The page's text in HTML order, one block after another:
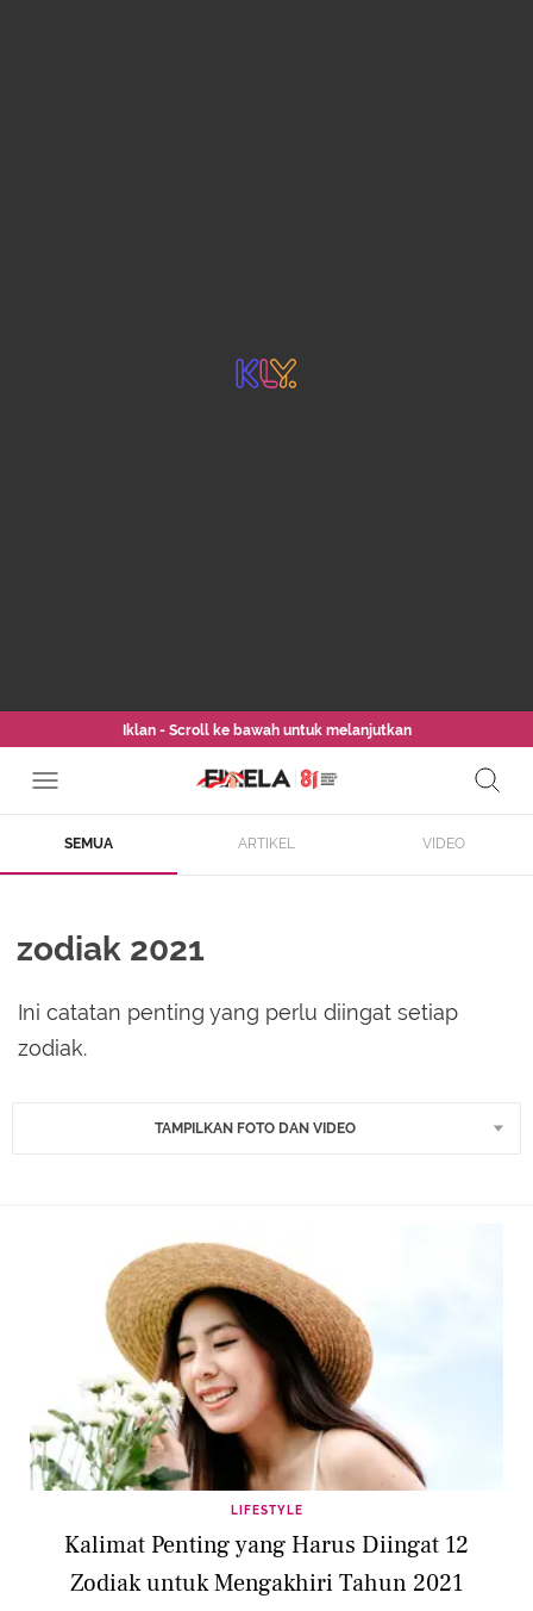
Iklan - Scroll ke bawah untuk melanjutkan
SEMUA ARTIKEL VIDEO
zodiak 2021
Ini catatan penting yang perlu diingat setiap
zodiak.
TAMPILKAN FOTO DAN VIDEO
LIFESTYLE
Kalimat Penting yang Harus Diingat 12
Zodiak untuk Mengakhiri Tahun 2021